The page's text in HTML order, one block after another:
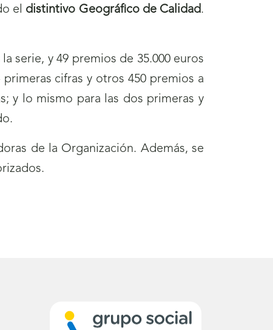
el distintivo Geográfico de Calidad.
serie, y 49 premios de 35.000 euros
cifras y otros 450 premios a
y lo mismo para las dos primeras y
de la Organización. Además, se